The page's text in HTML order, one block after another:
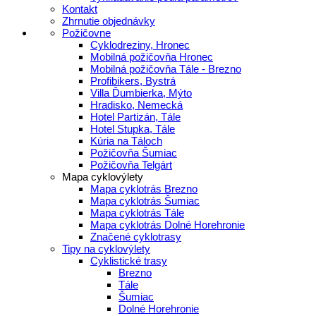
Kontakt
Zhrnutie objednávky
Požičovne
Cyklodreziny, Hronec
Mobilná požičovňa Hronec
Mobilná požičovňa Tále - Brezno
Profibikers, Bystrá
Villa Ďumbierka, Mýto
Hradisko, Nemecká
Hotel Partizán, Tále
Hotel Stupka, Tále
Kúria na Táloch
Požičovňa Šumiac
Požičovňa Telgárt
Mapa cyklovýlety
Mapa cyklotrás Brezno
Mapa cyklotrás Šumiac
Mapa cyklotrás Tále
Mapa cyklotrás Dolné Horehronie
Značené cyklotrasy
Tipy na cyklovýlety
Cyklistické trasy
Brezno
Tále
Šumiac
Dolné Horehronie